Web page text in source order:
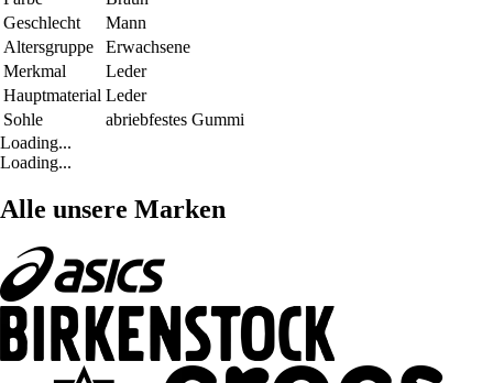
Geschlecht
Mann
Altersgruppe
Erwachsene
Merkmal
Leder
Hauptmaterial Leder
Sohle
abriebfestes Gummi
Loading...
Loading...
Alle unsere Marken